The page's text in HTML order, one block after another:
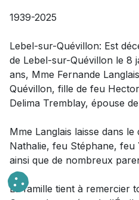
1939-2025
Lebel-sur-Quévillon: Est
de Lebel-sur-Quévillon le 8
ans, Mme Fernande
Quévillon, fille de feu
Delima Tremblay, épouse
Mme Langlais laisse dans le
Nathalie, feu Stéphane, feu
ainsi que de nombreux
La famille tient à remercier